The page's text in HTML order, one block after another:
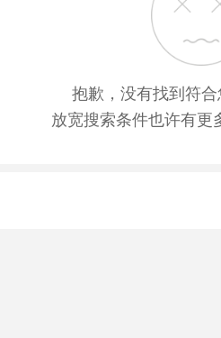
抱歉，没有找到符合
放宽搜索条件也许有更